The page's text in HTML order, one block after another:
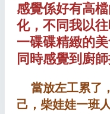
感覺係好有高
化，不同我以往
一碟碟精緻的
同時感覺到廚
當放左工累了
己，柴娃娃一班